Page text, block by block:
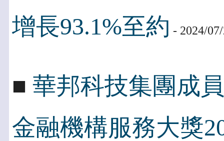
增長93.1%至約 - 2024/
■ 華邦科技集團成
金融機構服務大獎